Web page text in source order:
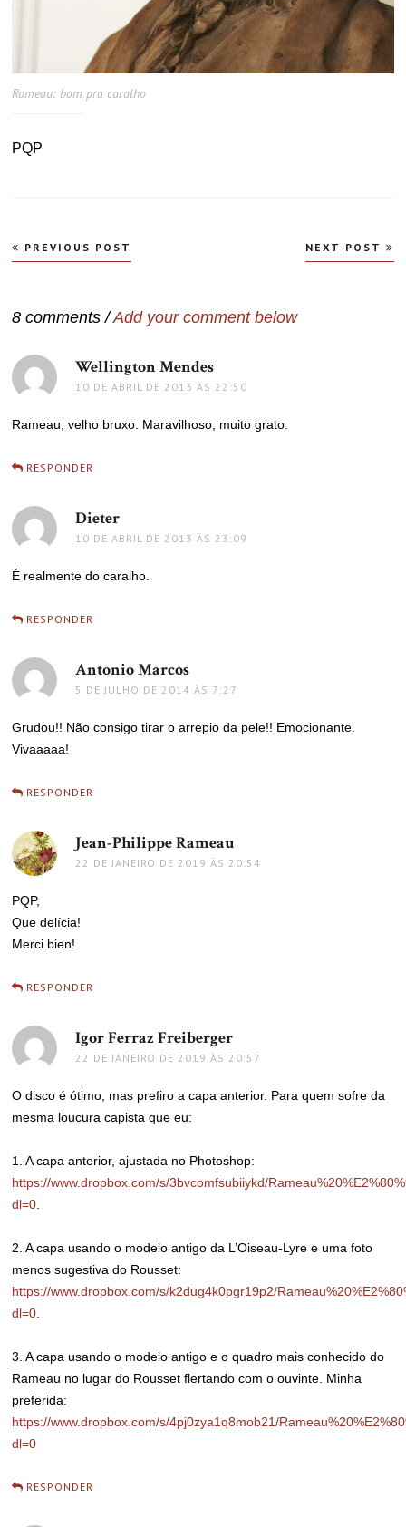
Rameau: bom pra caralho
PQP
Navegação
de
PREVIOUS POST NEXT POST
8 comments /Add your comment below
Wellington Mendes
10 DE ABRIL DE 2013 ÀS 22:50
Rameau, velho bruxo. Maravilhoso, muito grato.
RESPONDER
Dieter
10 DE ABRIL DE 2013 ÀS 23:09
É realmente do caralho.
RESPONDER
Antonio Marcos
5 DE JULHO DE 2014 ÀS 7:27
Grudou!! Não consigo tirar o arrepio da pele!! Emocionante.
Vivaaaaa!
RESPONDER
Jean-Philippe Rameau
22 DE JANEIRO DE 2019 ÀS 20:54
PQP,
Que delícia!
Merci bien!
RESPONDER
Igor Ferraz Freiberger
22 DE JANEIRO DE 2019 ÀS 20:57
O disco é ótimo, mas prefiro a capa anterior. Para quem sofre da
mesma loucura capista que eu:
1. A capa anterior, ajustada no Photoshop:
https://www.dropbox.com/s/3bvcomfsubiiykd/
dl=0
2. A capa usando o modelo antigo da L’Oiseau-Lyre e uma foto
menos sugestiva do Rousset:
https://www.dropbox.com/s/k2dug4k0pgr19p2/
dl=0
3. A capa usando o modelo antigo e o quadro mais conhecido do
Rameau no lugar do Rousset flertando com o ouvinte. Minha
preferida:
https://www.dropbox.com/s/4pj0zya1q8mob21/
dl=0
RESPONDER